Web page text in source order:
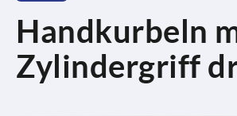
Handkurbeln
Zylindergriff